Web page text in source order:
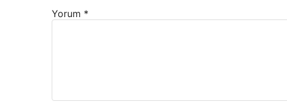
Yorum *